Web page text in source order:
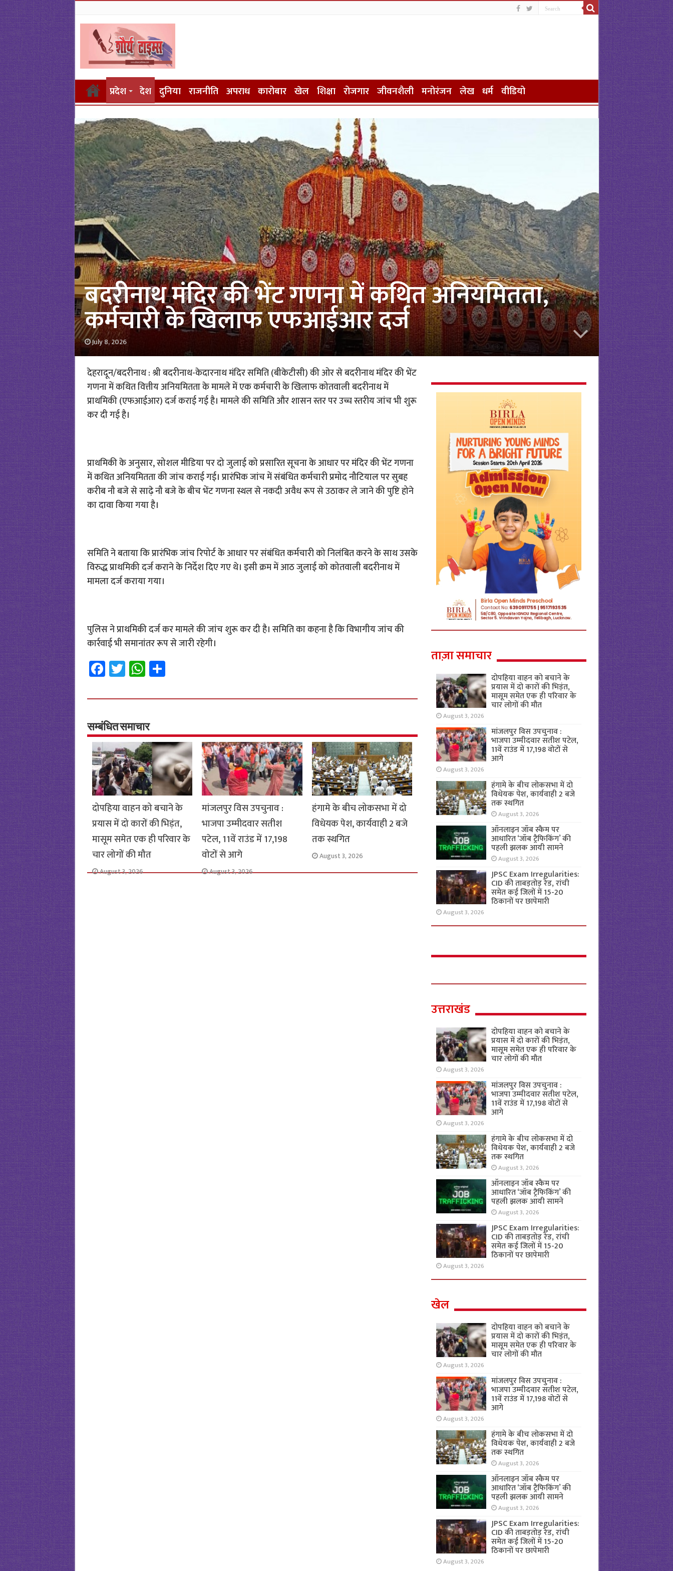
प्रदेश देश दुनिया राजनीति अपराध कारोबार खेल शिक्षा रोजगार जीवनशैली मनोरंजन लेख धर्म वीडियो
बदरीनाथ मंदिर की भेंट गणना में कथित अनियमितता,
कर्मचारी के खिलाफ एफआईआर दर्ज
July 8, 2026
देहरादून/बदरीनाथ : श्री बदरीनाथ-केदारनाथ मंदिर समिति (बीकेटीसी) की ओर से बदरीनाथ मंदिर की भेंट
गणना में कथित वित्तीय अनियमितता के मामले में एक कर्मचारी के खिलाफ कोतवाली बदरीनाथ में
प्राथमिकी (एफआईआर) दर्ज कराई गई है। मामले की समिति और शासन स्तर पर उच्च स्तरीय जांच भी शुरू
कर दी गई है।
प्राथमिकी के अनुसार, सोशल मीडिया पर दो जुलाई को प्रसारित सूचना के आधार पर मंदिर की भेंट गणना
में कथित अनियमितता की जांच कराई गई। प्रारंभिक जांच में संबंधित कर्मचारी प्रमोद नौटियाल पर सुबह
करीब नौ बजे से साढ़े नौ बजे के बीच भेंट गणना स्थल से नकदी अवैध रूप से उठाकर ले जाने की पुष्टि होने
का दावा किया गया है।
समिति ने बताया कि प्रारंभिक जांच रिपोर्ट के आधार पर संबंधित कर्मचारी को निलंबित करने के साथ उसके
विरुद्ध प्राथमिकी दर्ज कराने के निर्देश दिए गए थे। इसी क्रम में आठ जुलाई को कोतवाली बदरीनाथ में
मामला दर्ज कराया गया।
पुलिस ने प्राथमिकी दर्ज कर मामले की जांच शुरू कर दी है। समिति का कहना है कि विभागीय जांच की
कार्रवाई भी समानांतर रूप से जारी रहेगी।
Fa
ce
b
o
o
k
T
wi
tt
er
W
h
at
sA
p
p
S
h
ar
सम्बंधित समाचार
दोपहिया वाहन को बचाने के
प्रयास में दो कारों की भिड़ंत,
मासूम समेत एक ही परिवार के
चार लोगों की मौत
August 3, 2026
मांजलपुर विस उपचुनाव :
भाजपा उम्मीदवार सतीश
पटेल, 11वें राउंड में 17,198
वोटों से आगे
August 3, 2026
हंगामे के बीच लोकसभा में दो
विधेयक पेश, कार्यवाही 2 बजे
तक स्थगित
August 3, 2026
ताज़ा समाचार
दोपहिया वाहन को बचाने के
प्रयास में दो कारों की भिड़ंत,
मासूम समेत एक ही परिवार के
चार लोगों की मौत
August 3, 2026
मांजलपुर विस उपचुनाव :
भाजपा उम्मीदवार सतीश पटेल,
11वें राउंड में 17,198 वोटों से
आगे
August 3, 2026
हंगामे के बीच लोकसभा में दो
विधेयक पेश, कार्यवाही 2 बजे
तक स्थगित
August 3, 2026
ऑनलाइन जॉब स्कैम पर
आधारित ‘जॉब ट्रैफिकिंग’ की
पहली झलक आयी सामने
August 3, 2026
JPSC Exam Irregularities:
CID की ताबड़तोड़ रेड, रांची
समेत कई जिलों में 15-20
ठिकानों पर छापेमारी
August 3, 2026
उत्तराखंड
दोपहिया वाहन को बचाने के
प्रयास में दो कारों की भिड़ंत,
मासूम समेत एक ही परिवार के
चार लोगों की मौत
August 3, 2026
मांजलपुर विस उपचुनाव :
भाजपा उम्मीदवार सतीश पटेल,
11वें राउंड में 17,198 वोटों से
आगे
August 3, 2026
हंगामे के बीच लोकसभा में दो
विधेयक पेश, कार्यवाही 2 बजे
तक स्थगित
August 3, 2026
ऑनलाइन जॉब स्कैम पर
आधारित ‘जॉब ट्रैफिकिंग’ की
पहली झलक आयी सामने
August 3, 2026
JPSC Exam Irregularities:
CID की ताबड़तोड़ रेड, रांची
समेत कई जिलों में 15-20
ठिकानों पर छापेमारी
August 3, 2026
खेल
दोपहिया वाहन को बचाने के
प्रयास में दो कारों की भिड़ंत,
मासूम समेत एक ही परिवार के
चार लोगों की मौत
August 3, 2026
मांजलपुर विस उपचुनाव :
भाजपा उम्मीदवार सतीश पटेल,
11वें राउंड में 17,198 वोटों से
आगे
August 3, 2026
हंगामे के बीच लोकसभा में दो
विधेयक पेश, कार्यवाही 2 बजे
तक स्थगित
August 3, 2026
ऑनलाइन जॉब स्कैम पर
आधारित ‘जॉब ट्रैफिकिंग’ की
पहली झलक आयी सामने
August 3, 2026
JPSC Exam Irregularities:
CID की ताबड़तोड़ रेड, रांची
समेत कई जिलों में 15-20
ठिकानों पर छापेमारी
August 3, 2026